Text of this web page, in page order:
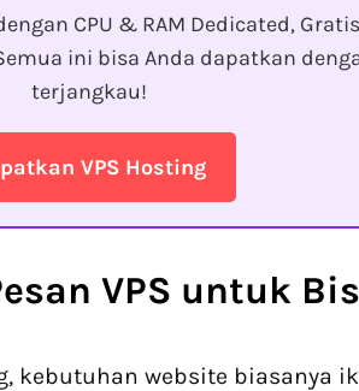
CPU & RAM Dedicated, Gratis
ini bisa Anda dapatkan
terjangkau!
VPS Hosting
VPS untuk
kebutuhan website biasanya